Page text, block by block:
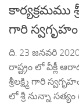
కార్యక్రమము
గారి
ది. 23 జనవరి
రాష్ట్రం లో వీక్లీ
శ్రీలక్ష్మి గారి
లో శ్రీ నున్నా